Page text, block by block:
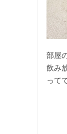
部屋
飲み
って